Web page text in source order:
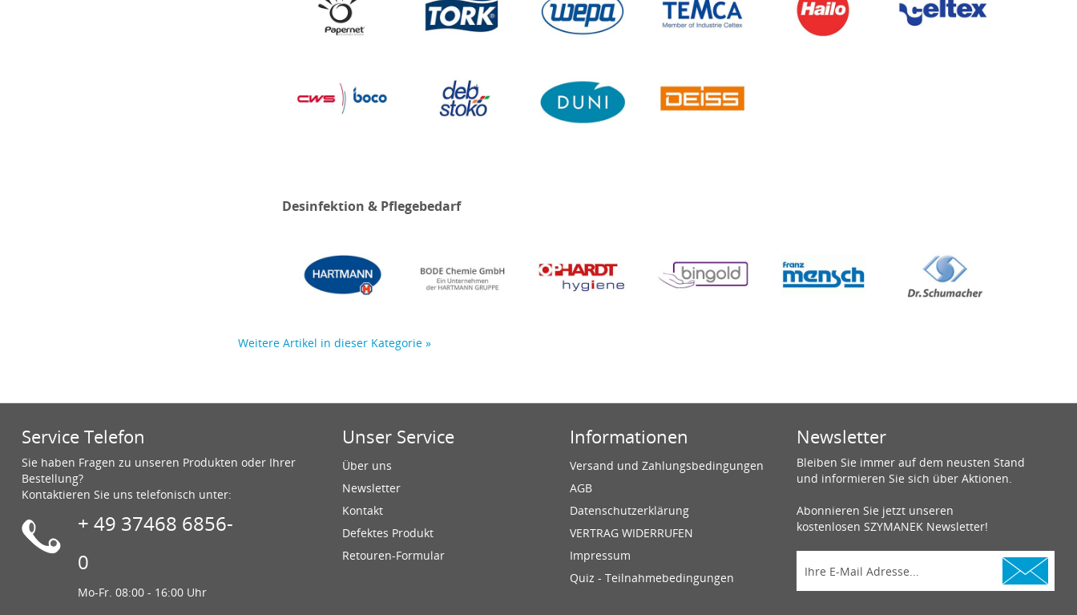
Desinfektion & Pflegebedarf
Weitere Artikel in dieser Kategorie »
Service Telefon
Sie haben Fragen zu unseren Produkten oder Ihrer
Bestellung?
Kontaktieren Sie uns telefonisch unter:
+ 49 37468 6856-
0
Mo-Fr. 08:00 - 16:00 Uhr
Unser Service
Über uns
Newsletter
Kontakt
Defektes Produkt
Retouren-Formular
Informationen
Versand und Zahlungsbedingungen
AGB
Datenschutzerklärung
VERTRAG WIDERRUFEN
Impressum
Quiz - Teilnahmebedingungen
Newsletter
Bleiben Sie immer auf dem neusten Stand
und informieren Sie sich über Aktionen.
Abonnieren Sie jetzt unseren
kostenlosen SZYMANEK Newsletter!